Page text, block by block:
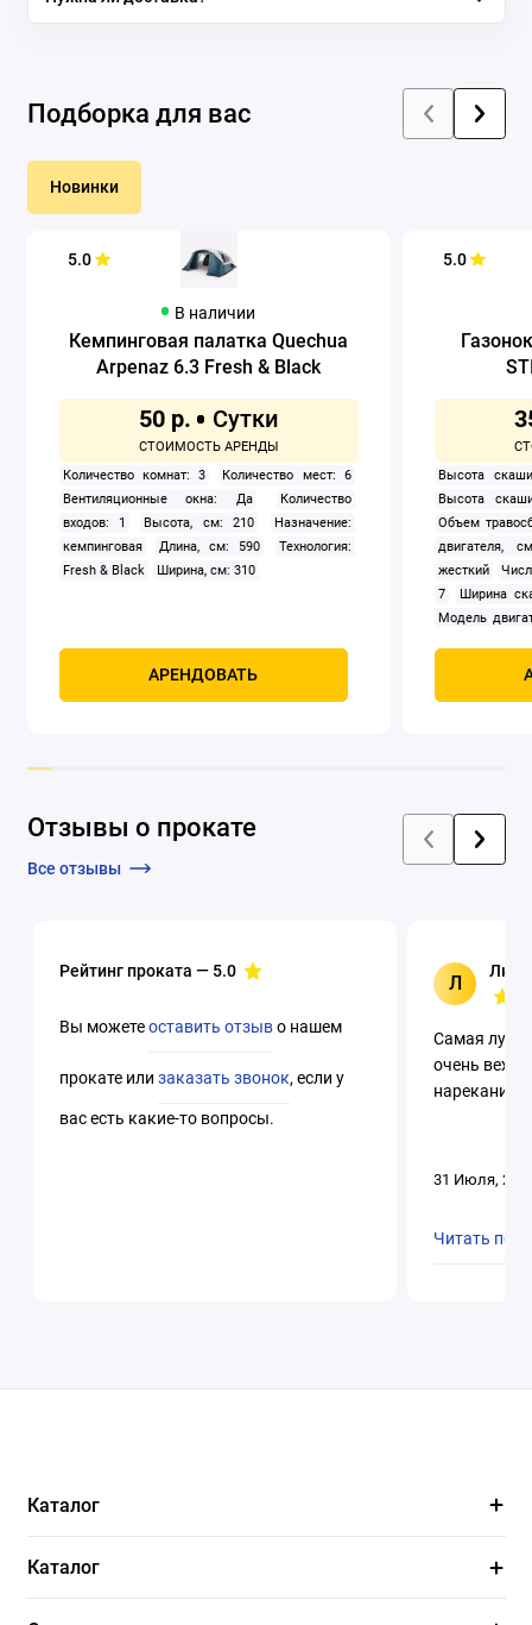
Подборка для вас
Новинки
5.0
В наличии
Кемпинговая палатка Quechua
Arpenaz 6.3 Fresh & Black
50 р.
Количество комнат: 3
Количество мест: 6
Вентиляционные окна: Да
Количество
входов: 1
Высота, см: 210
Назначение:
кемпинговая
Длина, см: 590
Технология:
Fresh & Black
Ширина, см: 310
АРЕНДОВАТЬ
5.0
Высота
Высота
Объем
двигателя,
жесткий
7
Ширина
Модель
Мощность,
Отзывы о прокате
Все отзывы
Рейтинг проката — 5.0
Вы можетеоставить отзыво нашем
прокате илизаказать звонок, если у
вас есть какие-то вопросы.
Л
Самая
очень
нареканий.
31 Июля,
Читать
Каталог
Каталог